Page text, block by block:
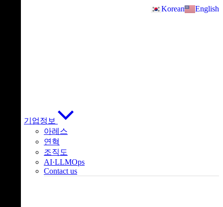
Korean English
기업정보
아레스
연혁
조직도
AI·LLMOps
Contact us